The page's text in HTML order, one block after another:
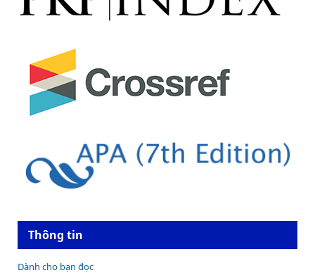
Thông tin
Dành cho bạn đọc